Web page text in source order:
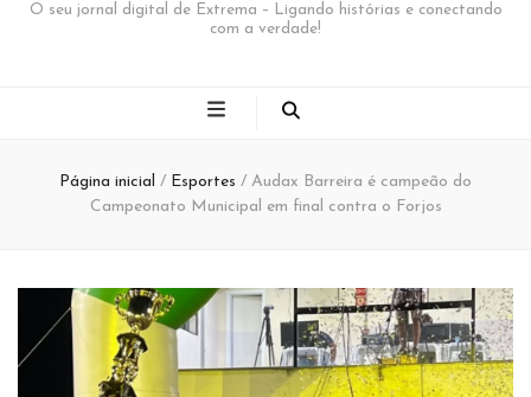
O seu jornal digital de Extrema – Ligando histórias e conectando
com a verdade!
Página inicial / Esportes / Audax Barreira é campeão do
Campeonato Municipal em final contra o Forjos